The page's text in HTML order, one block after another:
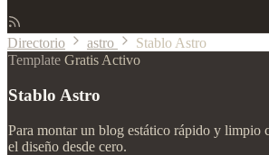
Directorio astro
Stablo Astro
Template Gratis Activo
Stablo Astro
Para montar un blog estático rápido y limpio
el diseño desde cero.